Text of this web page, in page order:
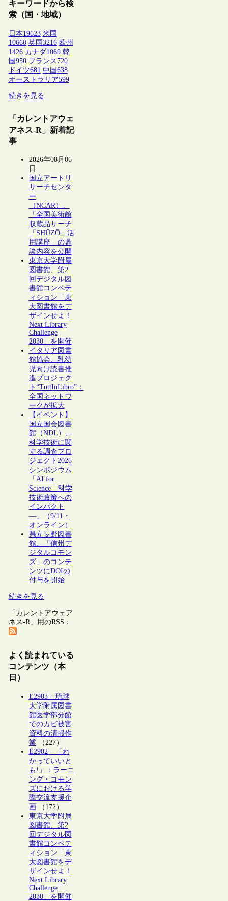
キーワードから検
索（国・地域）
日本19623 米国
10660 英国3216 欧州
1426 カナダ1069 韓
国950 フランス 720
ドイツ681 中国638
オーストラリア599
続きを見る
「カレントアウェ
アネス-R」新着記
事
2026年08月06
日
国立アートリ
サーチセンタ
ー
（NCAR）、
「全国美術館
収蔵品サーチ
「SHŪZŌ」活
用講座」の鼎
談内容を公開
東京大学附属
図書館、第2
回デジタル図
書館コンペテ
ィション「東
大図書館をデ
ザインせよ！
Next Library
Challenge
2030」を開催
イタリア図書
館協会、乳幼
児向け読書推
進プロジェク
ト“TuttInLibro”：
全国ネットワ
ークが拡大
【イベント】
国立国会図書
館（NDL）、
科学技術に関
する調査プロ
ジェクト2026
シンポジウム
「AI for
Science―科学
技術政策への
インパクト
―」（9/11・
オンライン）
県立長野図書
館、「信州デ
ジタルコモン
ズ」のコンテ
ンツにDOIの
付与を開始
続きを見る
「カレントアウェア
ネス-R」用のRSS：
よく読まれている
コンテンツ（本
日）
E2903 – 琉球
大学附属図書
館医学部分館
でのカビ被害
資料の清掃作
業（227）
E2902 – 「わ
かっていいと
も!」：ラーニ
ング・コモン
ズにおける学
際交流支援企
画（172）
東京大学附属
図書館、第2
回デジタル図
書館コンペテ
ィション「東
大図書館をデ
ザインせよ！
Next Library
Challenge
2030」を開催